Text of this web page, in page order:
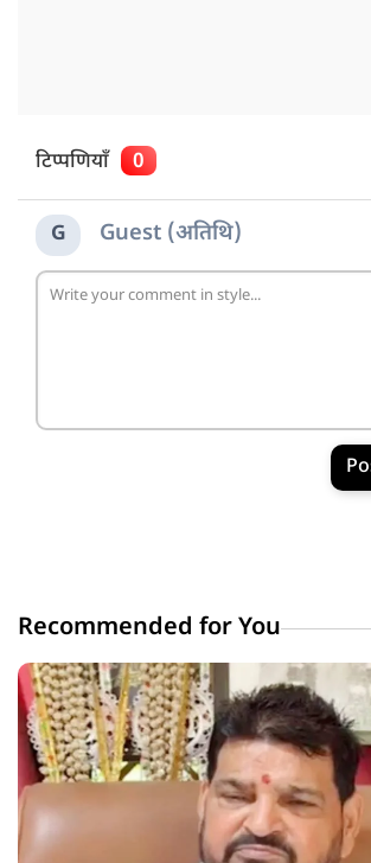
टिप्पणियाँ 0
G Guest (अतिथि)
Recommended for You